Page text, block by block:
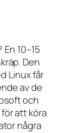
10–15
Den
Linux får
av de
och
att köra
några